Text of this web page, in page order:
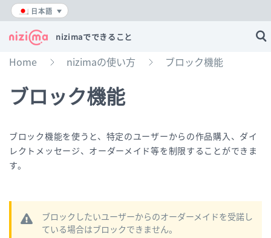
日本語
nizimaでできること
Home nizimaの使い方 ブロック機能
ブロック機能
ブロック機能を使うと、特定のユーザーからの作品購入、ダイ
レクトメッセージ、オーダーメイド等を制限することができま
す。
ブロックしたいユーザーからのオーダーメイドを受諾し
ている場合はブロックできません。